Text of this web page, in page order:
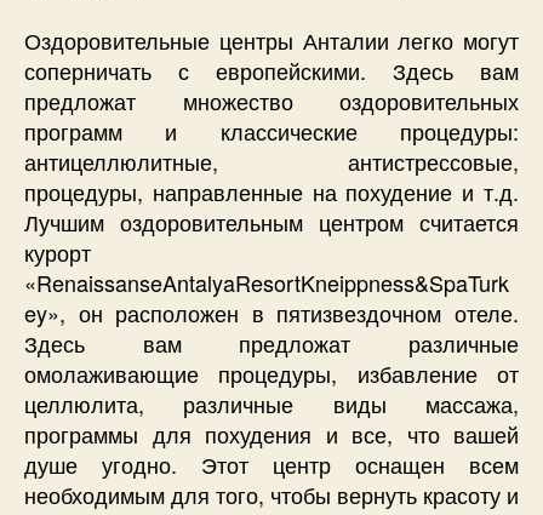
Оздоровительные центры Анталии легко могут
соперничать с европейскими. Здесь вам
предложат множество оздоровительных
программ и классические процедуры:
антицеллюлитные, антистрессовые,
процедуры, направленные на похудение и т.д.
Лучшим оздоровительным центром считается
курорт
«RenaissanseAntalyaResortKneippness&SpaTurk
ey», он расположен в пятизвездочном отеле.
Здесь вам предложат различные
омолаживающие процедуры, избавление от
целлюлита, различные виды массажа,
программы для похудения и все, что вашей
душе угодно. Этот центр оснащен всем
необходимым для того, чтобы вернуть красоту и